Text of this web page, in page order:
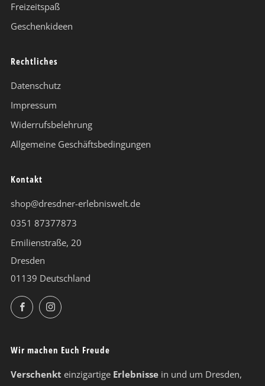
Freizeitspaß
Geschenkideen
Rechtliches
Datenschutz
Impressum
Widerrufsbelehrung
Allgemeine Geschäftsbedingungen
Kontakt
shop@dresdner-erlebniswelt.de
0351 87377873
Emilienstraße, 20
Dresden
01139 Deutschland
FacebookInstagram
Wir machen Euch Freude
Verschenkt einzigartige Erlebnisse in und um Dresden,